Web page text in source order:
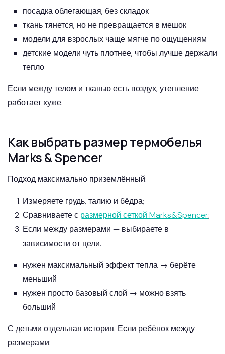
посадка облегающая, без складок
ткань тянется, но не превращается в мешок
модели для взрослых чаще мягче по ощущениям
детские модели чуть плотнее, чтобы лучше держали
тепло
Если между телом и тканью есть воздух, утепление
работает хуже.
Как выбрать размер термобелья
Marks & Spencer
Подход максимально приземлённый:
Измеряете грудь, талию и бёдра;
Сравниваете с размерной сеткой Marks&Spencer;
Если между размерами — выбираете в
зависимости от цели.
нужен максимальный эффект тепла → берёте
меньший
нужен просто базовый слой → можно взять
больший
С детьми отдельная история. Если ребёнок между
размерами: